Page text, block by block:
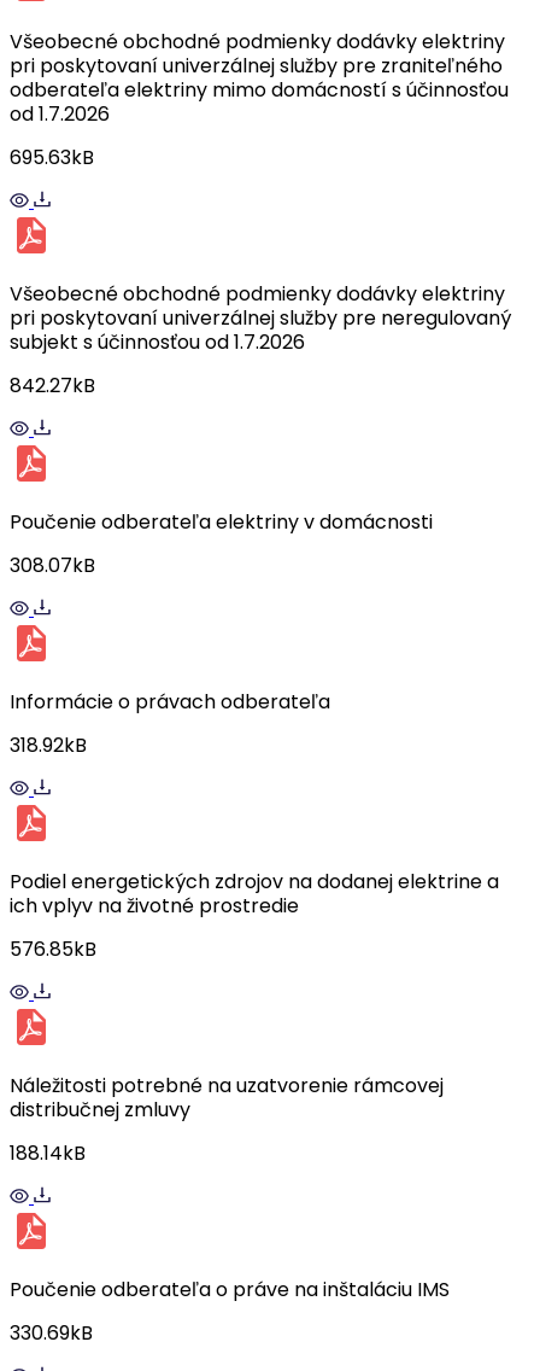
Všeobecné obchodné podmienky dodávky elektriny
pri poskytovaní univerzálnej služby pre zraniteľného
odberateľa elektriny mimo domácností s účinnosťou
od 1.7.2026
695.63kB
Všeobecné obchodné podmienky dodávky elektriny
pri poskytovaní univerzálnej služby pre neregulovaný
subjekt s účinnosťou od 1.7.2026
842.27kB
Poučenie odberateľa elektriny v domácnosti
308.07kB
Informácie o právach odberateľa
318.92kB
Podiel energetických zdrojov na dodanej elektrine a
ich vplyv na životné prostredie
576.85kB
Náležitosti potrebné na uzatvorenie rámcovej
distribučnej zmluvy
188.14kB
Poučenie odberateľa o práve na inštaláciu IMS
330.69kB